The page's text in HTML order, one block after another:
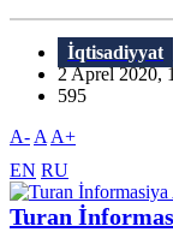
İqtisadiyyat
2 Aprel 2020,
595
A- A A+
EN RU
Turan